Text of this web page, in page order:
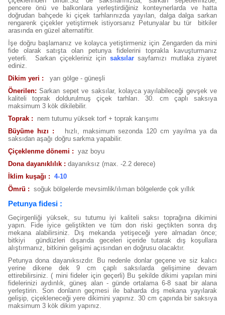
pencere önü ve balkonlara yerleştirdiğiniz konteynerlarda ve hatta
doğrudan bahçede ki çiçek tarhlarınızda yayılan, dalga dalga sarkan
rengarenk çiçekler yetiştirmek istiyorsanız Petunyalar bu tür bitkiler
arasında en güzel alternatiftir.
İşe doğru başlamanız ve kolayca yetiştirmeniz için Zengarden da mini
fide olarak satışta olan petunya fidelerini toprakla kavuşturmanız
yeterli. Sarkan çiçekleriniz için saksılarsayfamızı mutlaka ziyaret
ediniz.
Dikim yeri : yarı gölge - güneşli
Önerilen: Sarkan sepet ve saksılar, kolayca yayılabileceği gevşek ve
kaliteli toprak doldurulmuş çiçek tarhları. 30. cm çaplı saksıya
maksimum 3 kök dikilebilir.
Toprak : nem tutumu yüksek torf + toprak karışımı
Büyüme hızı : hızlı, maksimum sezonda 120 cm yayılma ya da
saksıdan aşağı doğru sarkma yapabilir.
Çiçeklenme dönemi : yaz boyu
Dona dayanıklılık : dayanıksız (max. -2.2 derece)
İklim kuşağı : 4-10
Ömrü : soğuk bölgelerde mevsimlik/ılıman bölgelerde çok yıllık
Petunyafidesi :
Geçirgenliği yüksek, su tutumu iyi kaliteli saksı toprağına dikimini
yapın. Fide iyice geliştikten ve tüm don riski geçtikten sonra dış
mekana alabilirsiniz. Dış mekanda yetişeceği yere almadan önce;
bitkiyi gündüzleri dışarıda geceleri içeride tutarak dış koşullara
alıştırmanız, bitkinin gelişimi açısından en doğrusu olacaktır.
Petunya dona dayanıksızdır. Bu nedenle donlar geçene ve siz kalıcı
yerine dikene dek 9 cm çaplı saksılarda gelişimine devam
ettirebilirsiniz. ( mini fideler için geçerli) Bu şekilde dikimi yapılan mini
fidelerinizi aydınlık, güneş alan - günde ortalama 6-8 saat bir alana
yerleştirin. Son donların geçmesi ile baharda dış mekana yayılarak
gelişip, çiçekleneceği yere dikimini yapınız. 30 cm çapında bir saksıya
maksimum 3 kök dikim yapınız.